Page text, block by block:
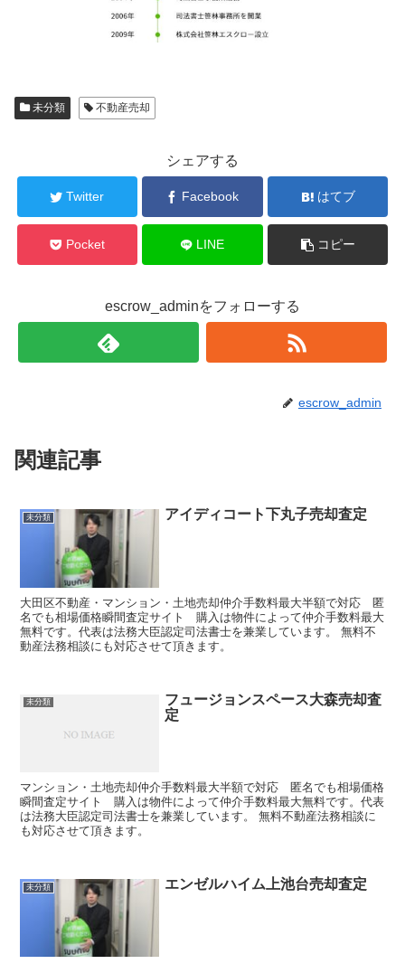
未分類 不動産売却
シェアする
Twitter Facebook はてブ
Pocket LINE コピー
escrow_adminをフォローする
escrow_admin
関連記事
未分類 アイディコート下丸子売却査定
大田区不動産・マンション・土地売却仲介手数料最大半額で対応 匿
名でも相場価格瞬間査定サイト 購入は物件によって仲介手数料最大
無料です。代表は法務大臣認定司法書士を兼業しています。 無料不
動産法務相談にも対応させて頂きます。
未分類
フュージョンスペース大森売却査
定
マンション・土地売却仲介手数料最大半額で対応 匿名でも相場価格
瞬間査定サイト 購入は物件によって仲介手数料最大無料です。代表
は法務大臣認定司法書士を兼業しています。 無料不動産法務相談に
も対応させて頂きます。
未分類 エンゼルハイム上池台売却査定